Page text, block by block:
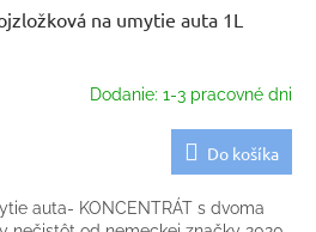
na umytie auta 1L
Dodanie: 1-3 pracovné dni
Do košíka
auta- KONCENTRÁT s dvoma